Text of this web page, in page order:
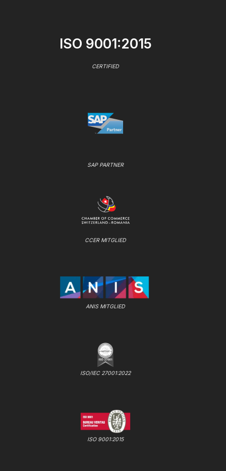
ISO 9001:2015
CERTIFIED
SAP PARTNER
CCER MITGLIED
ANIS MITGLIED
ISO/IEC 27001:2022
ISO 9001:2015